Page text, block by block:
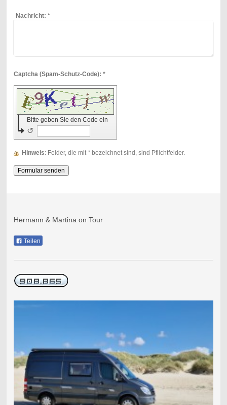
Nachricht: *
Captcha (Spam-Schutz-Code): *
Bitte geben Sie den Code ein
↺
Hinweis : Felder, die mit *bezeichnet sind, sind Pflichtfelder.
Hermann & Martina on Tour
Teilen